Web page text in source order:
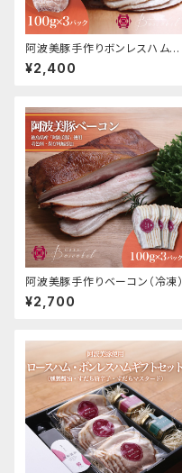
阿波美豚手作りボンレスハム
（冷凍）
¥2,400
阿波美豚手作りベーコン（冷凍）
¥2,700